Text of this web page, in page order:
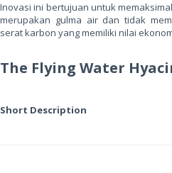
Inovasi ini bertujuan untuk
merupakan gulma air dan tidak
serat karbon yang memiliki nilai
The Flying Water
Short Description